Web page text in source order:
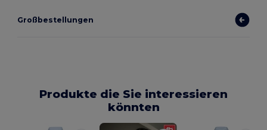
Großbestellungen
Produkte die Sie interessieren
könnten